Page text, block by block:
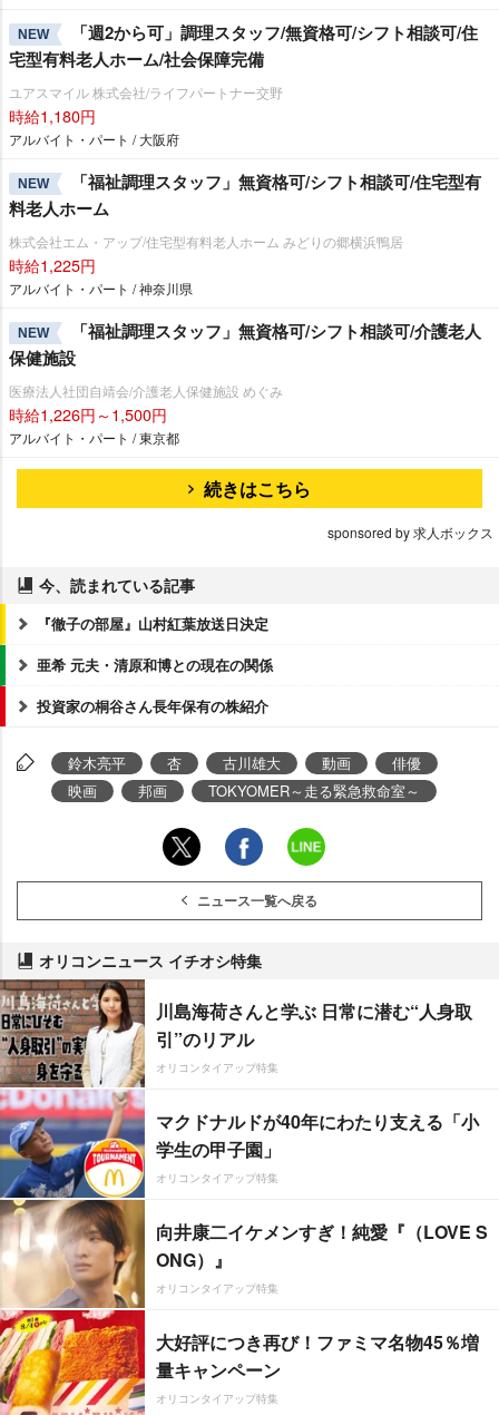
NEW
「週2から可」調理スタッフ/無資格可/シフト相談可/住
宅型有料老人ホーム/社会保障完備
ユアスマイル 株式会社/ライフパートナー交野
時給1,180円
アルバイト・パート / 大阪府
NEW
「福祉調理スタッフ」無資格可/シフト相談可/住宅型有
料老人ホーム
株式会社エム・アップ/住宅型有料老人ホーム みどりの郷横浜鴨居
時給1,225円
アルバイト・パート / 神奈川県
NEW
「福祉調理スタッフ」無資格可/シフト相談可/介護老人
保健施設
医療法人社団自靖会/介護老人保健施設 めぐみ
時給1,226円～1,500円
アルバイト・パート / 東京都
続きはこちら
sponsored by 求人ボックス
今、読まれている記事
『徹子の部屋』山村紅葉放送日決定
亜希 元夫・清原和博との現在の関係
投資家の桐谷さん長年保有の株紹介
鈴木亮平 杏 古川雄大 動画
俳優
映画
邦画 TOKYOMER～走る緊急救命室～
ニュース一覧へ戻る
オリコンニュース イチオシ特集
川島海荷さんと学ぶ 日常に潜む“人身取
引”のリアル
オリコンタイアップ特集
マクドナルドが40年にわたり支える「小
学生の甲子園」
オリコンタイアップ特集
向井康二イケメンすぎ！純愛『（LOVE S
ONG）』
オリコンタイアップ特集
大好評につき再び！ファミマ名物45％増
量キャンペーン
オリコンタイアップ特集